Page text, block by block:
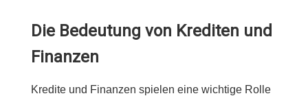
Die Bedeutung von Krediten und
Finanzen
Kredite und Finanzen spielen eine wichtige Rolle